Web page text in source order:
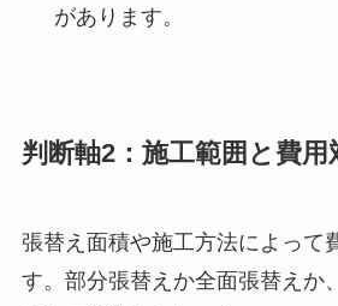
があります。
判断軸2：施工範囲と費用
張替え面積や施工方法によって
す。部分張替えか全面張替えか